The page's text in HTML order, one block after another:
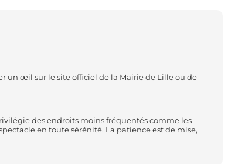
un œil sur le site officiel de la Mairie de Lille ou de
des endroits moins fréquentés comme les
en toute sérénité. La patience est de mise,